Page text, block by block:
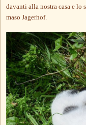
davanti alla nostra casa e lo
maso Jagerhof.